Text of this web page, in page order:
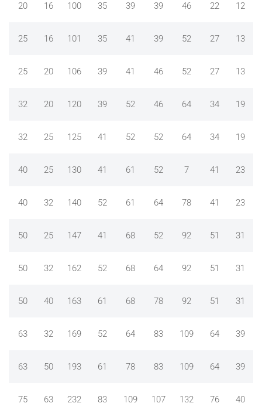
20 16 100 35 39 39 46 22 12
25 16 101 35 41 39 52 27 13
25 20 106 39 41 46 52 27 13
32 20 120 39 52 46 64 34 19
32 25 125 41 52 52 64 34 19
40 25 130 41 61 52 7 41 23
40 32 140 52 61 64 78 41 23
50 25 147 41 68 52 92 51 31
50 32 162 52 68 64 92 51 31
50 40 163 61 68 78 92 51 31
63 32 169 52 64 83 109 64 39
63 50 193 61 78 83 109 64 39
75 63 232 83 109 107 132 76 40